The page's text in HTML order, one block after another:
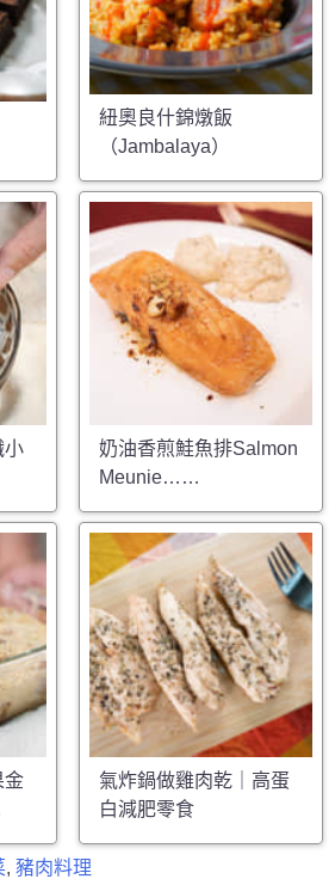
紐奧良什錦燉飯
（Jambalaya）
小
奶油香煎鮭魚排Salmon
Meunie……
金
氣炸鍋做雞肉乾｜高蛋
白減肥零食
, 豬肉料理